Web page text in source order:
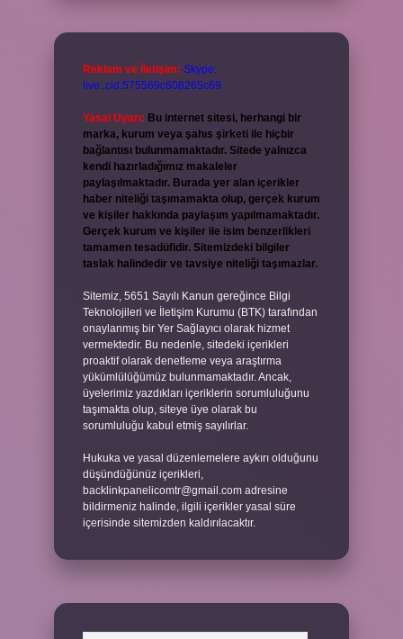
Reklam ve İletişim: Skype:
live:.cid.575569c608265c69
Yasal Uyarı: Bu internet sitesi, herhangi bir
marka, kurum veya şahıs şirketi ile hiçbir
bağlantısı bulunmamaktadır. Sitede yalnızca
kendi hazırladığımız makaleler
paylaşılmaktadır. Burada yer alan içerikler
haber niteliği taşımamakta olup, gerçek kurum
ve kişiler hakkında paylaşım yapılmamaktadır.
Gerçek kurum ve kişiler ile isim benzerlikleri
tamamen tesadüfidir. Sitemizdeki bilgiler
taslak halindedir ve tavsiye niteliği taşımazlar.
Sitemiz, 5651 Sayılı Kanun gereğince Bilgi
Teknolojileri ve İletişim Kurumu (BTK) tarafından
onaylanmış bir Yer Sağlayıcı olarak hizmet
vermektedir. Bu nedenle, sitedeki içerikleri
proaktif olarak denetleme veya araştırma
yükümlülüğümüz bulunmamaktadır. Ancak,
üyelerimiz yazdıkları içeriklerin sorumluluğunu
taşımakta olup, siteye üye olarak bu
sorumluluğu kabul etmiş sayılırlar.
Hukuka ve yasal düzenlemelere aykırı olduğunu
düşündüğünüz içerikleri,
backlinkpanelicomtr@gmail.com adresine
bildirmeniz halinde, ilgili içerikler yasal süre
içerisinde sitemizden kaldırılacaktır.